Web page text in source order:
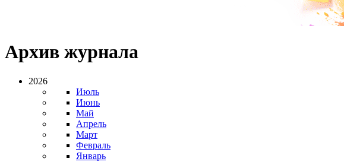
Архив журнала
2026
Июль
Июнь
Май
Апрель
Март
Февраль
Январь